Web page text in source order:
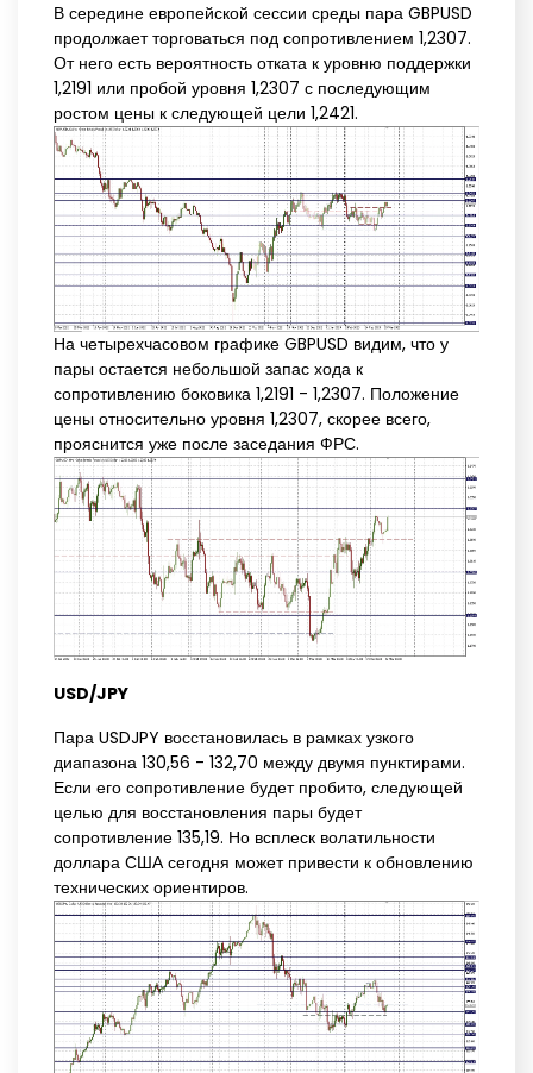
В середине европейской сессии среды пара GBPUSD
продолжает торговаться под сопротивлением 1,2307.
От него есть вероятность отката к уровню поддержки
1,2191 или пробой уровня 1,2307 с последующим
ростом цены к следующей цели 1,2421.
На четырехчасовом графике GBPUSD видим, что у
пары остается небольшой запас хода к
сопротивлению боковика 1,2191 - 1,2307. Положение
цены относительно уровня 1,2307, скорее всего,
прояснится уже после заседания ФРС.
USD/JPY
Пара USDJPY восстановилась в рамках узкого
диапазона 130,56 - 132,70 между двумя пунктирами.
Если его сопротивление будет пробито, следующей
целью для восстановления пары будет
сопротивление 135,19. Но всплеск волатильности
доллара США сегодня может привести к обновлению
технических ориентиров.